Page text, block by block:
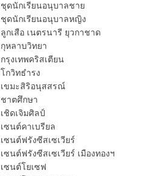
ชุดนักเรียนอนุบาลชาย
ชุดนักเรียนอนุบาลหญิง
ลูกเสือ เนตรนารี ยุวกาชาด
กุหลาบวิทยา
กรุงเทพคริสเตียน
โกวิทธำรง
เขมะสิริอนุสสรณ์
ชาตศึกษา
เชิดเจิมศิลป์
เซนต์คาเบรียล
เซนต์ฟรังซีสเซเวียร์
เซนต์ฟรังซีสเซเวียร์ เมืองทองฯ
เซนต์โยเซฟ